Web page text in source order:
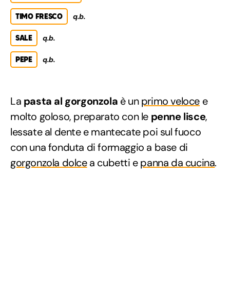
TIMO FRESCO q.b.
SALE q.b.
PEPE q.b.
La pasta al gorgonzola è unprimo veloce e
molto goloso, preparato con le penne lisce,
lessate al dente e mantecate poi sul fuoco
con una fonduta di formaggio a base di
gorgonzola dolcea cubetti epanna da cucina.